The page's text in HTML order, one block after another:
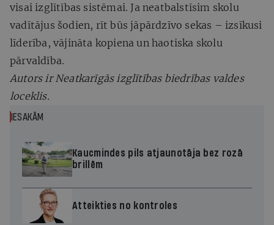
visai izglītības sistēmai. Ja neatbalstīsim skolu
vadītājus šodien, rīt būs jāpārdzīvo sekas – izsīkusi
līderība, vājināta kopiena un haotiska skolu
pārvaldība.
Autors ir Neatkarīgās izglītības biedrības valdes
loceklis.
IESAKĀM
Kaucmindes pils atjaunotāja bez rozā
brillēm
Atteikties no kontroles